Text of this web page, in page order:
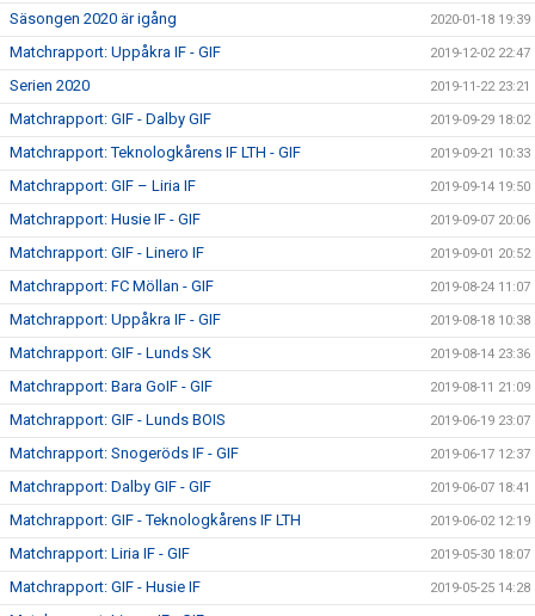
Säsongen 2020 är igång 2020-01-18 19:39
Matchrapport: Uppåkra IF - GIF 2019-12-02 22:47
Serien 2020 2019-11-22 23:21
Matchrapport: GIF - Dalby GIF 2019-09-29 18:02
Matchrapport: Teknologkårens IF LTH - GIF 2019-09-21 10:33
Matchrapport: GIF – Liria IF 2019-09-14 19:50
Matchrapport: Husie IF - GIF 2019-09-07 20:06
Matchrapport: GIF - Linero IF 2019-09-01 20:52
Matchrapport: FC Möllan - GIF 2019-08-24 11:07
Matchrapport: Uppåkra IF - GIF 2019-08-18 10:38
Matchrapport: GIF - Lunds SK 2019-08-14 23:36
Matchrapport: Bara GoIF - GIF 2019-08-11 21:09
Matchrapport: GIF - Lunds BOIS 2019-06-19 23:07
Matchrapport: Snogeröds IF - GIF 2019-06-17 12:37
Matchrapport: Dalby GIF - GIF 2019-06-07 18:41
Matchrapport: GIF - Teknologkårens IF LTH 2019-06-02 12:19
Matchrapport: Liria IF - GIF 2019-05-30 18:07
Matchrapport: GIF - Husie IF 2019-05-25 14:28